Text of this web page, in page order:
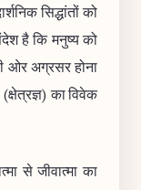
सिद्धांतों को
है कि मनुष्य को
ओर अग्रसर होना
का विवेक
से जीवात्मा का